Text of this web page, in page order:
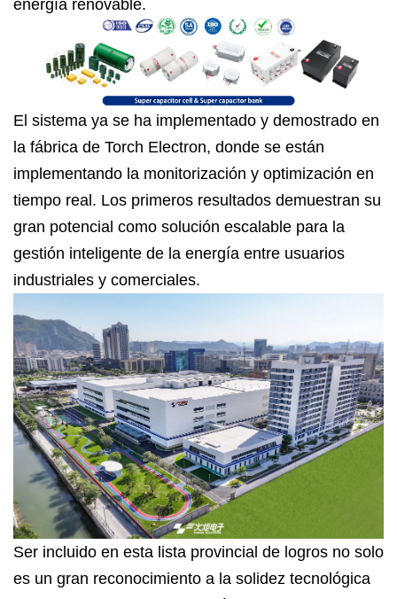
energía renovable.
El sistema ya se ha implementado y demostrado en
la fábrica de Torch Electron, donde se están
implementando la monitorización y optimización en
tiempo real. Los primeros resultados demuestran su
gran potencial como solución escalable para la
gestión inteligente de la energía entre usuarios
industriales y comerciales.
Ser incluido en esta lista provincial de logros no solo
es un gran reconocimiento a la solidez tecnológica